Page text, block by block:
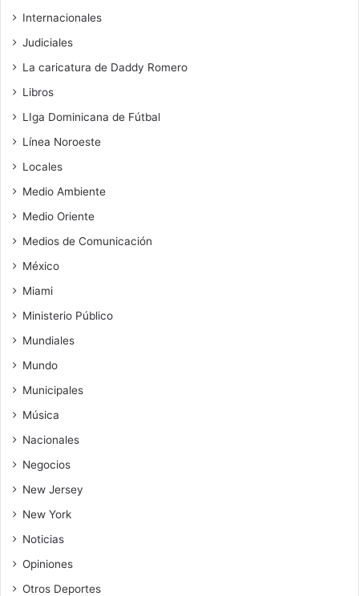
Internacionales
Judiciales
La caricatura de Daddy Romero
Libros
LIga Dominicana de Fútbal
Línea Noroeste
Locales
Medio Ambiente
Medio Oriente
Medios de Comunicación
México
Miami
Ministerio Público
Mundiales
Mundo
Municipales
Música
Nacionales
Negocios
New Jersey
New York
Noticias
Opiniones
Otros Deportes